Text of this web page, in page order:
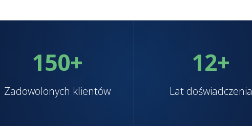
150+
Zadowolonych klientów
12+
Lat doświadczenia